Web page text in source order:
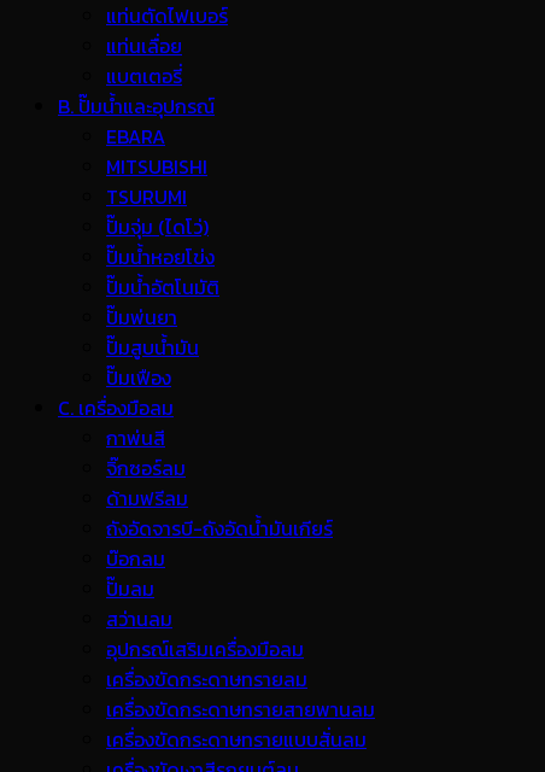
แท่นตัดไฟเบอร์
แท่นเลื่อย
แบตเตอรี่
B. ปั๊มน้ำและอุปกรณ์
EBARA
MITSUBISHI
TSURUMI
ปั๊มจุ่ม (ไดโว่)
ปั๊มน้ำหอยโข่ง
ปั๊มน้ำอัตโนมัติ
ปั๊มพ่นยา
ปั๊มสูบน้ำมัน
ปั๊มเฟือง
C. เครื่องมือลม
กาพ่นสี
จิ๊กซอร์ลม
ด้ามฟรีลม
ถังอัดจารบี-ถังอัดน้ำมันเกียร์
บ๊อกลม
ปั๊มลม
สว่านลม
อุปกรณ์เสริมเครื่องมือลม
เครื่องขัดกระดาษทรายลม
เครื่องขัดกระดาษทรายสายพานลม
เครื่องขัดกระดาษทรายแบบสั่นลม